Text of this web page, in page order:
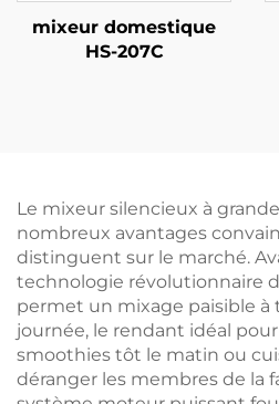
mixeur domestique
HS-207C
Le mixeur silencieux à
nombreux avantages
distinguent sur le marché.
technologie révolutionnaire
permet un mixage paisible à
journée, le rendant idéal
smoothies tôt le matin ou
déranger les membres de la